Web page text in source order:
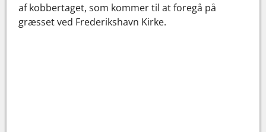
af kobbertaget, som kommer til at foregå på
græsset ved Frederikshavn Kirke.